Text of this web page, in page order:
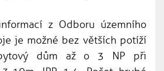
z Odboru územního
je možné bez větších potíží
dům až o 3 NP při